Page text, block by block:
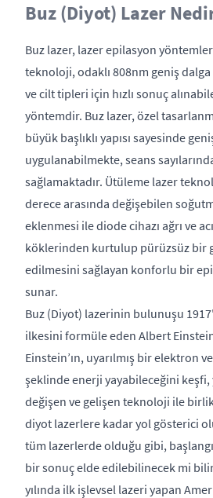
Buz (Diyot) Lazer
Buz lazer, lazer epilasyon
teknoloji, odaklı 808nm geniş
ve cilt tipleri için hızlı sonuç
yöntemdir. Buz lazer, özel
büyük başlıklı yapısı sayesinde
uygulanabilmekte, seans
sağlamaktadır. Ütüleme lazer
derece arasında değişebilen
eklenmesi ile diode cihazı ağrı ve
köklerinden kurtulup pürüzsüz bir
edilmesini sağlayan konforlu bir
sunar.
Buz (Diyot) lazerinin bulunuşu
ilkesini formüle eden Albert
Einstein’ın, uyarılmış bir elektron
şeklinde enerji yayabileceğini keşfi,
değişen ve gelişen teknoloji ile
diyot lazerlere kadar yol gösterici
tüm lazerlerde olduğu gibi,
bir sonuç elde edilebilinecek mi
yılında ilk işlevsel lazeri yapan